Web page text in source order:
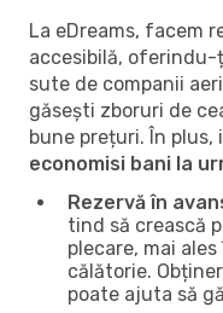
La eDreams, facem
accesibilă, oferindu-
sute de companii
găsești zboruri de
bune prețuri. În plus,
economisi bani la
Rezervă în
tind să crească
plecare, mai
călătorie.
poate ajuta să